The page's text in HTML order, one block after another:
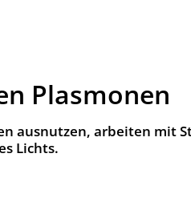
Plasmonen
ausnutzen, arbeiten mit
Lichts.